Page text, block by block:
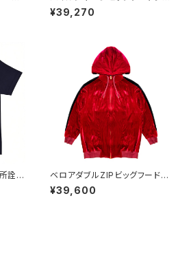
ルZIPパーカー BLACK
¥39,270
詮ホ
ベロアダブルZIPビッグフードパ
ーカー RED
¥39,600